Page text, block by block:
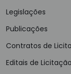
Legislações
Publicações
Contratos de
Editais de Licitação